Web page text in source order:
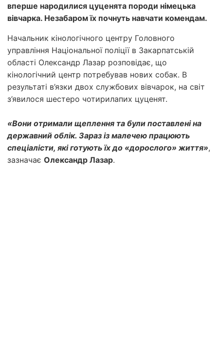
вперше народилися цуценята породи німецька
вівчарка. Незабаром їх почнуть навчати комендам.
Начальник кінологічного центру Головного
управління Національної поліції в Закарпатській
області Олександр Лазар розповідає, що
кінологічний центр потребував нових собак. В
результаті в’язки двох службових вівчарок, на світ
з’явилося шестеро чотирилапих цуценят.
«Вони отримали щеплення та були поставлені на
державний облік. Зараз із малечею працюють
спеціалісти, які готують їх до «дорослого» життя»,
зазначає Олександр Лазар.